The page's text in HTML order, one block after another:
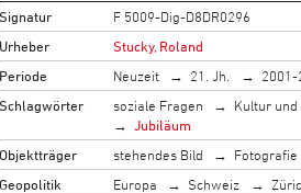
Signatur
F 5009-Dig-D8DR0296
Urheber
Stucky, Roland
Periode
Neuzeit 21. Jh. 2001-
Schlagwörter
soziale Fragen Kultur und
Jubiläum
Objektträger
stehendes Bild Fotografie
Geopolitik
Europa Schweiz